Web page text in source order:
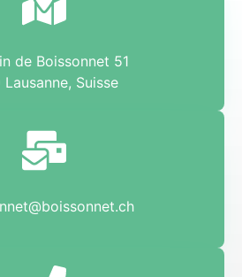
de Boissonnet 51
Lausanne, Suisse